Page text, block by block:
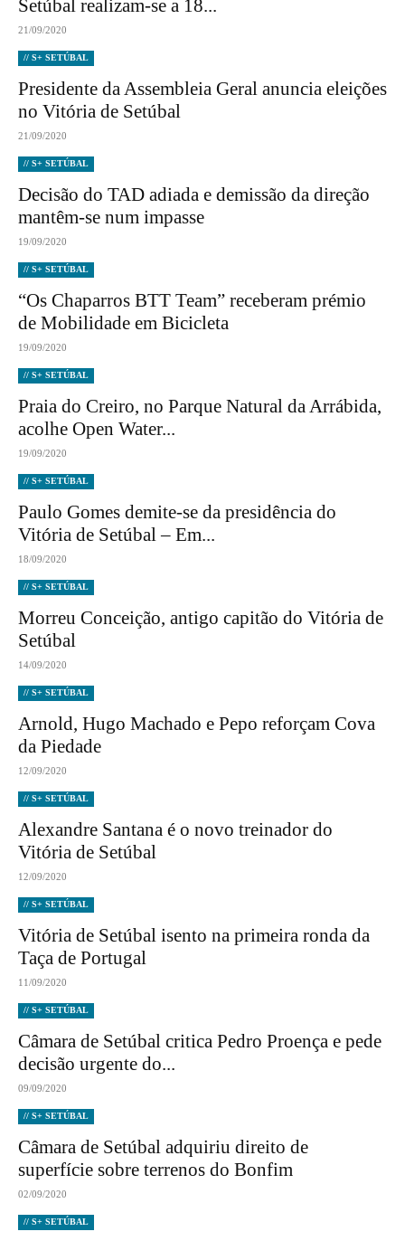
Setúbal realizam-se a 18...
21/09/2020
// S+ SETÚBAL
Presidente da Assembleia Geral anuncia eleições
no Vitória de Setúbal
21/09/2020
// S+ SETÚBAL
Decisão do TAD adiada e demissão da direção
mantêm-se num impasse
19/09/2020
// S+ SETÚBAL
“Os Chaparros BTT Team” receberam prémio
de Mobilidade em Bicicleta
19/09/2020
// S+ SETÚBAL
Praia do Creiro, no Parque Natural da Arrábida,
acolhe Open Water...
19/09/2020
// S+ SETÚBAL
Paulo Gomes demite-se da presidência do
Vitória de Setúbal – Em...
18/09/2020
// S+ SETÚBAL
Morreu Conceição, antigo capitão do Vitória de
Setúbal
14/09/2020
// S+ SETÚBAL
Arnold, Hugo Machado e Pepo reforçam Cova
da Piedade
12/09/2020
// S+ SETÚBAL
Alexandre Santana é o novo treinador do
Vitória de Setúbal
12/09/2020
// S+ SETÚBAL
Vitória de Setúbal isento na primeira ronda da
Taça de Portugal
11/09/2020
// S+ SETÚBAL
Câmara de Setúbal critica Pedro Proença e pede
decisão urgente do...
09/09/2020
// S+ SETÚBAL
Câmara de Setúbal adquiriu direito de
superfície sobre terrenos do Bonfim
02/09/2020
// S+ SETÚBAL